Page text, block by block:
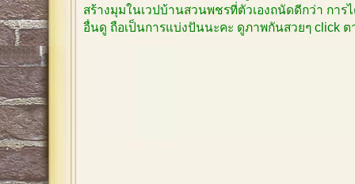
สร้างมุมในเวปบ้านสวนพชรที่ตัวเองถนัดดีกว่า การ
อื่นดู ถือเป็นการแบ่งปันนะคะ ดูภาพกันสวยๆ click ต